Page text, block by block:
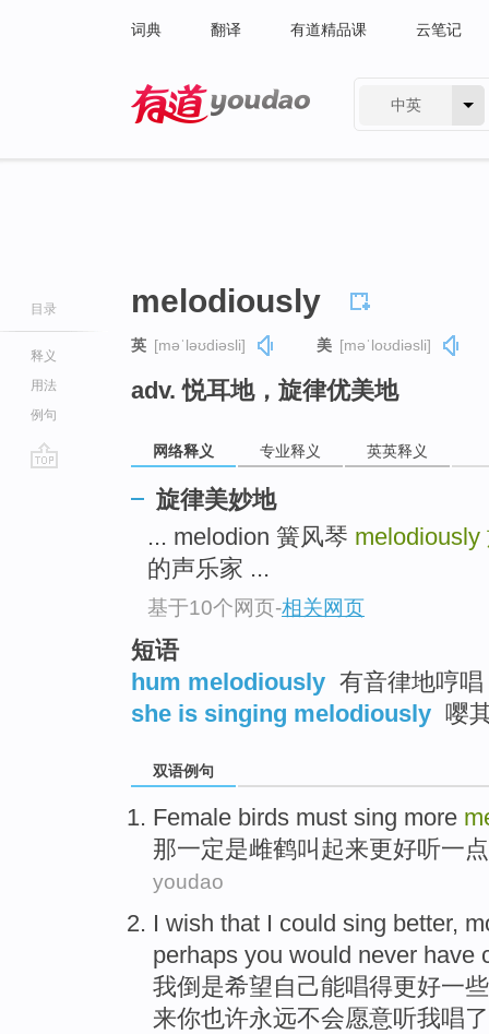
词典 翻译 有道精品课 云笔记
中英
目录
释义
用法
例句
melodiously
英 [məˈləʊdiəsli] 美 [məˈloʊdiəsli]
adv. 悦耳地，旋律优美地
网络释义 专业释义 英英释义
旋律美妙地
... melodion 簧风琴 melodiously
的声乐家 ...
基于10个网页-相关网页
短语
hum melodiously 有音律地哼唱
she is singing melodiously 嘤
双语例句
Female birds must sing more
那一定是雌鹤叫起来更好听一
youdao
I wish that I could sing better,
perhaps you would never have
我倒是希望 自己能唱得更好一
来你也许永远不会愿意听我唱